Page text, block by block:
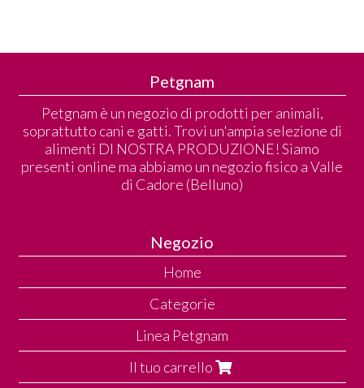
Petgnam
Petgnam è un negozio di prodotti per animali,
soprattutto cani e gatti. Trovi un'ampia selezione di
alimenti DI NOSTRA PRODUZIONE! Siamo
presenti online ma abbiamo un negozio fisico a Valle
di Cadore (Belluno)
Negozio
Home
Categorie
Linea Petgnam
Il tuo carrello